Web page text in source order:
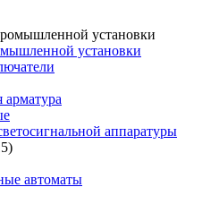
установки
арматура
аппаратуры
автоматы